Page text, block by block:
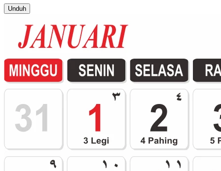
Unduh